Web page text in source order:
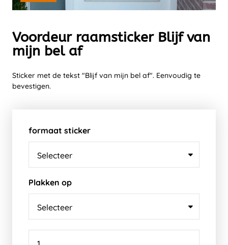
Voordeur raamsticker Blijf van
mijn bel af
Sticker met de tekst "Blijf van mijn bel af". Eenvoudig te
bevestigen.
formaat sticker
Plakken op